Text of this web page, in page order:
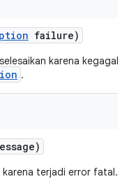
failure)
karena
.
terjadi error fatal.